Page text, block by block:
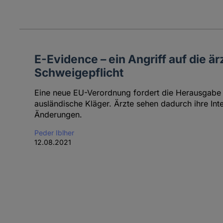
E-Evidence – ein Angriff auf die
Schweigepflicht
Eine neue EU-Verordnung fordert die
ausländische Kläger. Ärzte sehen dadurch ihre
Änderungen.
Peder Iblher
12.08.2021